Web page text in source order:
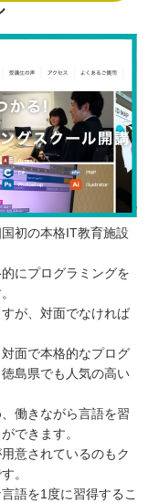
初の本格IT教育施設
にプログラミングを
が、対面でなければ
面で本格的なプログ
島県でも人気の高い
働きながら言語を習
できます。
意されているのもク
。
語を1度に習得するこ